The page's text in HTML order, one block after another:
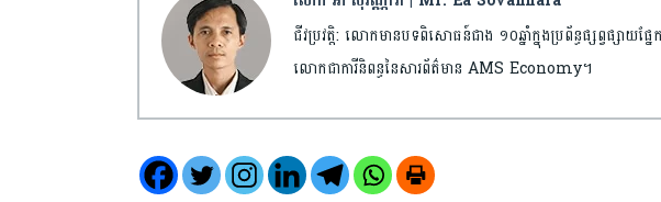
ជីវប្រវត្តិ: លោកមានបទពិសោធន៍ជាង ១០ឆ្នាំក្នុងប្រព័ន្ធផ្សព្វផ្សាយផ្ន
លោកជាការីនិពន្ធនៃសារព័ត៌មាន AMS Economy។